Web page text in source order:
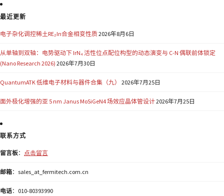
最近更新
电子杂化调控稀土RE₂In合金相变性质2026年8月6日
从单轴到双轴：电势驱动下 IrN₄ 活性位点配位构型的动态演变与 C-N 偶联前体锁定
(Nano Research 2026) 2026年7月30日
QuantumATK 低维电子材料与器件合集（九） 2026年7月25日
面外极化增强的亚 5 nm Janus MoSiGeN4 场效应晶体管设计2026年7月25日
联系方式
留言板： 点击留言
邮箱：sales_at_fermitech.com.cn
电话：010-80393990